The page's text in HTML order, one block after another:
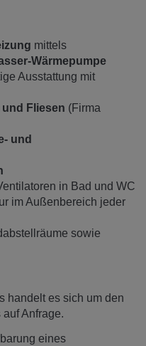
mittels
Wärmepumpe
Ausstattung mit
Fliesen (Firma
und
in Bad und WC
im Außenbereich jeder
sowie
handelt es sich um den
Anfrage.
eines